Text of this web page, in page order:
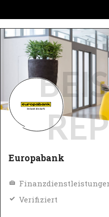
Europabank
Verifiziert